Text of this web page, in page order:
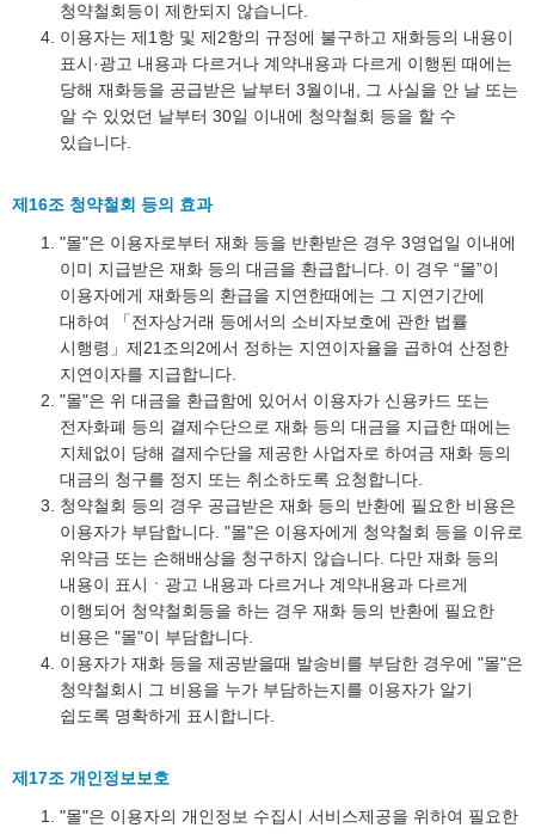
청약철회등이 제한되지 않습니다.
이용자는 제1항 및 제2항의 규정에 불구하고 재화등의 내용이
표시·광고 내용과 다르거나 계약내용과 다르게 이행된 때에는
당해 재화등을 공급받은 날부터 3월이내, 그 사실을 안 날 또는
알 수 있었던 날부터 30일 이내에 청약철회 등을 할 수
있습니다.
제16조 청약철회 등의 효과
"몰"은 이용자로부터 재화 등을 반환받은 경우 3영업일 이내에
이미 지급받은 재화 등의 대금을 환급합니다. 이 경우 “몰”이
이용자에게 재화등의 환급을 지연한때에는 그 지연기간에
대하여 「전자상거래 등에서의 소비자보호에 관한 법률
시행령」제21조의2에서 정하는 지연이자율을 곱하여 산정한
지연이자를 지급합니다.
"몰"은 위 대금을 환급함에 있어서 이용자가 신용카드 또는
전자화폐 등의 결제수단으로 재화 등의 대금을 지급한 때에는
지체없이 당해 결제수단을 제공한 사업자로 하여금 재화 등의
대금의 청구를 정지 또는 취소하도록 요청합니다.
청약철회 등의 경우 공급받은 재화 등의 반환에 필요한 비용은
이용자가 부담합니다. "몰"은 이용자에게 청약철회 등을 이유로
위약금 또는 손해배상을 청구하지 않습니다. 다만 재화 등의
내용이 표시ㆍ광고 내용과 다르거나 계약내용과 다르게
이행되어 청약철회등을 하는 경우 재화 등의 반환에 필요한
비용은 "몰"이 부담합니다.
이용자가 재화 등을 제공받을때 발송비를 부담한 경우에 "몰"은
청약철회시 그 비용을 누가 부담하는지를 이용자가 알기
쉽도록 명확하게 표시합니다.
제17조 개인정보보호
"몰"은 이용자의 개인정보 수집시 서비스제공을 위하여 필요한